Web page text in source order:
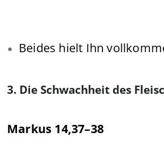
Beides hielt Ihn
3. Die Schwachheit des
Markus 14,37–38